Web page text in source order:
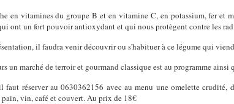
en vitamines du groupe B et en vitamine C, en potassium, fer et
ont un fort pouvoir antioxydant et qui nous protègent contre les
il faudra venir découvrir ou s'habituer à ce légume qui
un marché de terroir et gourmand classique est au programme ainsi
faut réserver au 0630362156 avec au menu une omelette crudité,
pain, vin, café et couvert. Au prix de 18€